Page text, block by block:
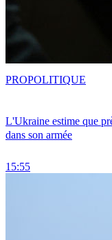
L'Ukraine estime que
dans son armée
15:55
PROPOLITIQUE